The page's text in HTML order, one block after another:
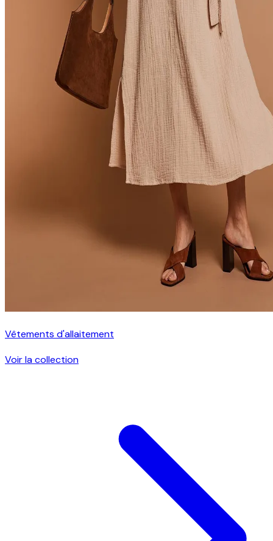
Vêtements d'allaitement
Voir la collection